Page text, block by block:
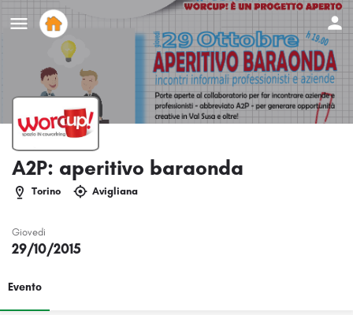
A2P: aperitivo baraonda
Torino Avigliana
Giovedi
29/10/2015
Evento